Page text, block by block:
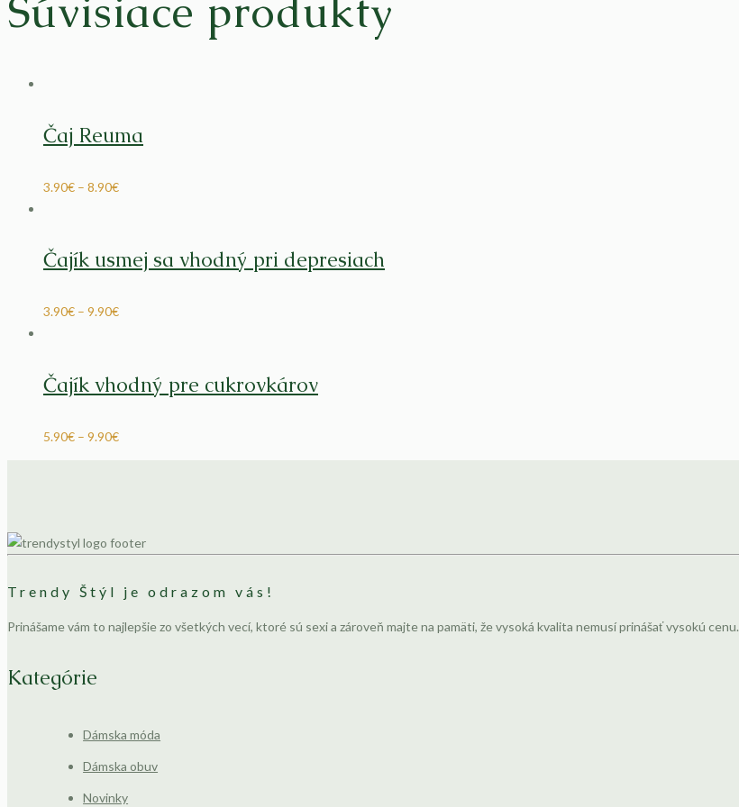
Súvisiace produkty
Čaj Reuma
3.90€ – 8.90€
Čajík usmej sa vhodný pri depresiach
3.90€ – 9.90€
Čajík vhodný pre cukrovkárov
5.90€ – 9.90€
Trendy Štýl je odrazom vás!
Prinášame vám to najlepšie zo všetkých vecí, ktoré sú sexi a zároveň majte na pamäti, že vysoká kvalita nemusí prinášať vysokú cenu.
Kategórie
Dámska móda
Dámska obuv
Novinky